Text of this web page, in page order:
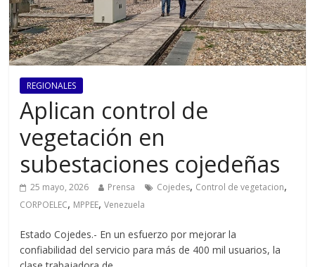
REGIONALES
Aplican control de
vegetación en
subestaciones cojedeñas
25 mayo, 2026 Prensa Cojedes, Control de vegetacion,
CORPOELEC, MPPEE,Venezuela
Estado Cojedes.- En un esfuerzo por mejorar la
confiabilidad del servicio para más de 400 mil usuarios, la